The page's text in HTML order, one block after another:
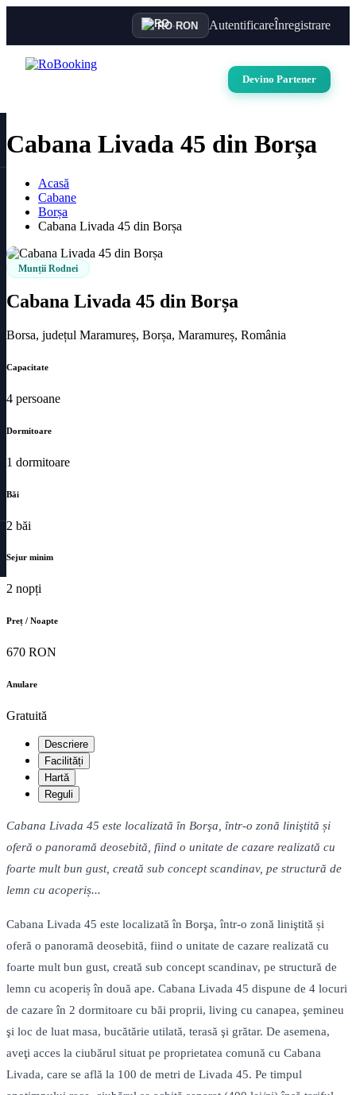
RO·RON AutentificareÎnregistrare
Devino Partener
Cabana Livada 45 din Borșa
Acasă
Cabane
Borșa
Cabana Livada 45 din Borșa
Munții Rodnei
Cabana Livada 45 din Borșa
Borsa, județul Maramureș, Borșa, Maramureș, România
Capacitate
4 persoane
Dormitoare
1 dormitoare
Băi
2 băi
Sejur minim
2 nopți
Preț / Noapte
670 RON
Anulare
Gratuită
Descriere
Facilități
Hartă
Reguli
Cabana Livada 45 este localizată în Borşa, într-o zonă liniştită și
oferă o panoramă deosebită, fiind o unitate de cazare realizată cu
foarte mult bun gust, creată sub concept scandinav, pe structură de
lemn cu acoperiș...
Cabana Livada 45 este localizată în Borşa, într-o zonă liniştită și
oferă o panoramă deosebită, fiind o unitate de cazare realizată cu
foarte mult bun gust, creată sub concept scandinav, pe structură de
lemn cu acoperiș în două ape. Cabana Livada 45 dispune de 4 locuri
de cazare în 2 dormitoare cu băi proprii, living cu canapea, şemineu
şi loc de luat masa, bucătărie utilată, terasă şi grătar. De asemena,
aveţi acces la ciubărul situat pe proprietatea comună cu Cabana
Livada, care se află la 100 de metri de Livada 45. Pe timpul